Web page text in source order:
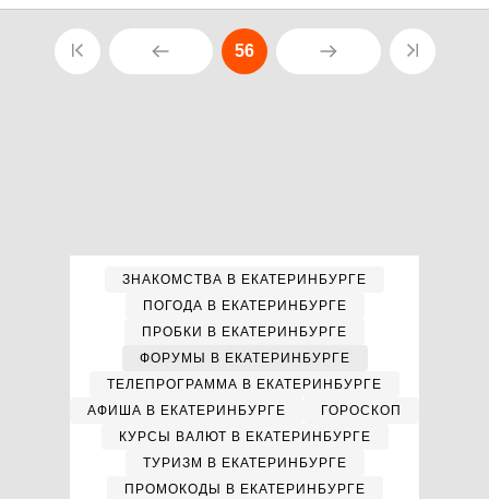
56
ЗНАКОМСТВА В ЕКАТЕРИНБУРГЕ
ПОГОДА В ЕКАТЕРИНБУРГЕ
ПРОБКИ В ЕКАТЕРИНБУРГЕ
ФОРУМЫ В ЕКАТЕРИНБУРГЕ
ТЕЛЕПРОГРАММА В ЕКАТЕРИНБУРГЕ
АФИША В ЕКАТЕРИНБУРГЕ
ГОРОСКОП
КУРСЫ ВАЛЮТ В ЕКАТЕРИНБУРГЕ
ТУРИЗМ В ЕКАТЕРИНБУРГЕ
ПРОМОКОДЫ В ЕКАТЕРИНБУРГЕ